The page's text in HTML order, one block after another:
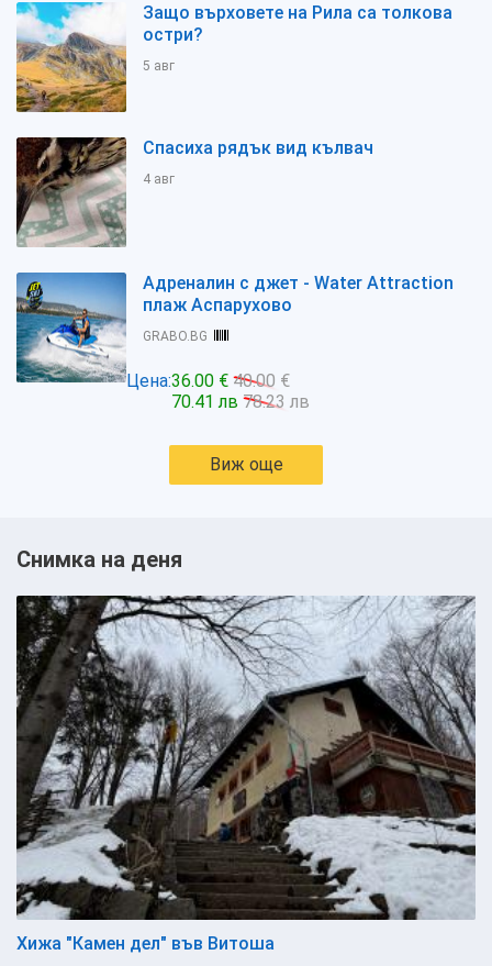
Защо върховете на Рила са толкова
остри?
5 авг
Спасиха рядък вид кълвач
4 авг
Адреналин с джет - Water Attraction
плаж Аспарухово
GRABO.BG
Цена:36.00 € 40.00 €
70.41 лв 78.23 лв
Виж още
Снимка на деня
Хижа "Камен дел" във Витоша